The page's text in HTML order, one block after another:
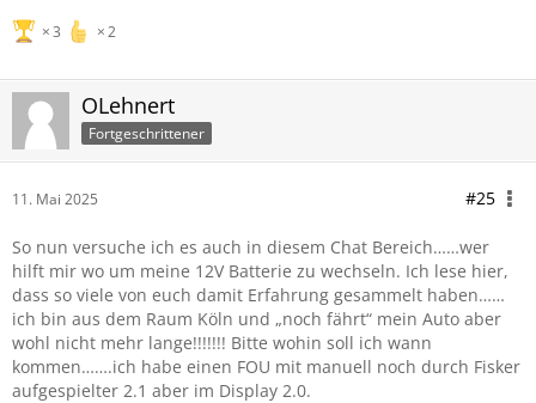
3 2
OLehnert
Fortgeschrittener
11. Mai 2025 #25
So nun versuche ich es auch in diesem Chat Bereich……wer
hilft mir wo um meine 12V Batterie zu wechseln. Ich lese hier,
dass so viele von euch damit Erfahrung gesammelt haben……
ich bin aus dem Raum Köln und „noch fährt“ mein Auto aber
wohl nicht mehr lange!!!!!!! Bitte wohin soll ich wann
kommen…….ich habe einen FOU mit manuell noch durch Fisker
aufgespielter 2.1 aber im Display 2.0.